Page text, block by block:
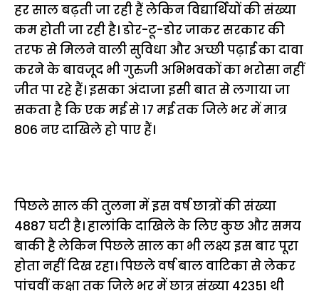
हर साल बढ़ती जा रही हैं लेकिन विद्यार्थियों की संख्या
कम होती जा रही है। डोर-टू-डोर जाकर सरकार की
तरफ से मिलने वाली सुविधा और अच्छी पढ़ाई का दावा
करने के बावजूद भी गुरुजी अभिभवकों का भरोसा नहीं
जीत पा रहे हैं। इसका अंदाजा इसी बात से लगाया जा
सकता है कि एक मई से 17 मई तक जिले भर में मात्र
806 नए दाखिले हो पाए हैं।
पिछले साल की तुलना में इस वर्ष छात्रों की संख्या
4887 घटी है। हालांकि दाखिले के लिए कुछ और समय
बाकी है लेकिन पिछले साल का भी लक्ष्य इस बार पूरा
होता नहीं दिख रहा। पिछले वर्ष बाल वाटिका से लेकर
पांचवीं कक्षा तक जिले भर में छात्र संख्या 42351 थी